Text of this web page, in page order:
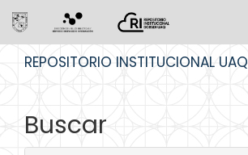
REPOSITORIO INSTITUCIONAL UAQ
Buscar